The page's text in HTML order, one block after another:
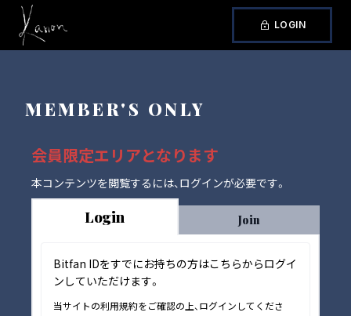
LOGIN
MEMBER'S ONLY
会員限定エリアとなります
本コンテンツを閲覧するには、ログインが必要です。
Login Join
Bitfan IDをすでにお持ちの方はこちらからログイ
ンしていただけます。
当サイトの利用規約をご確認の上、ログインしてくださ